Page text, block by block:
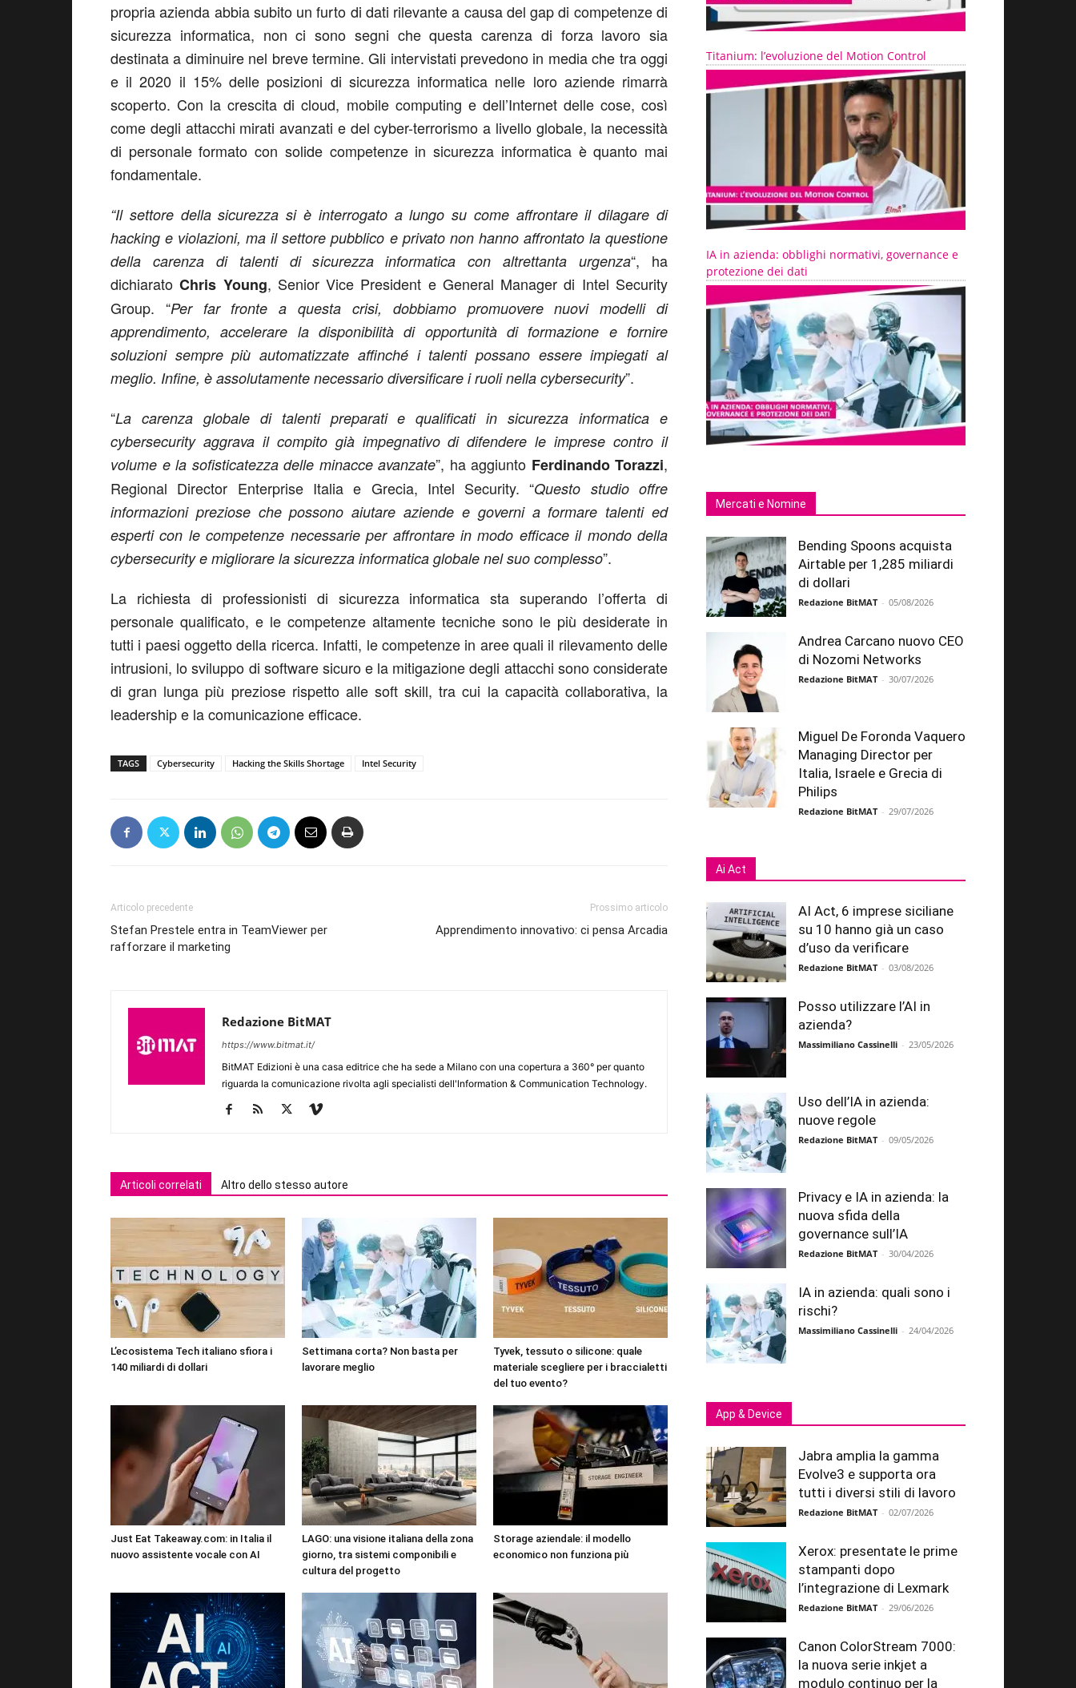
propria azienda abbia subito un furto di dati rilevante a causa del gap di competenze di
sicurezza informatica, non ci sono segni che questa carenza di forza lavoro sia
destinata a diminuire nel breve termine. Gli intervistati prevedono in media che tra oggi
e il 2020 il 15% delle posizioni di sicurezza informatica nelle loro aziende rimarrà
scoperto. Con la crescita di cloud, mobile computing e dell’Internet delle cose, così
come degli attacchi mirati avanzati e del cyber-terrorismo a livello globale, la necessità
di personale formato con solide competenze in sicurezza informatica è quanto mai
fondamentale.
“Il settore della sicurezza si è interrogato a lungo su come affrontare il dilagare di
hacking e violazioni, ma il settore pubblico e privato non hanno affrontato la questione
della carenza di talenti di sicurezza informatica con altrettanta urgenza“, ha
dichiaratoChris Young, Senior Vice President e General Manager di Intel Security
Group. “Per far fronte a questa crisi, dobbiamo promuovere nuovi modelli di
apprendimento, accelerare la disponibilità di opportunità di formazione e fornire
soluzioni sempre più automatizzate affinché i talenti possano essere impiegati al
meglio. Infine, è assolutamente necessario diversificare i ruoli nella cybersecurity”.
“La carenza globale di talenti preparati e qualificati in sicurezza informatica e
cybersecurity aggrava il compito già impegnativo di difendere le imprese contro il
volume e la sofisticatezza delle minacce avanzate”, ha aggiunto Ferdinando Torazzi,
Regional Director Enterprise Italia e Grecia, Intel Security. “Questo studio offre
informazioni preziose che possono aiutare aziende e governi a formare talenti ed
esperti con le competenze necessarie per affrontare in modo efficace il mondo della
cybersecurity e migliorare la sicurezza informatica globale nel suo complesso”.
La richiesta di professionisti di sicurezza informatica sta superando l’offerta di
personale qualificato, e le competenze altamente tecniche sono le più desiderate in
tutti i paesi oggetto della ricerca. Infatti, le competenze in aree quali il rilevamento delle
intrusioni, lo sviluppo di software sicuro e la mitigazione degli attacchi sono considerate
di gran lunga più preziose rispetto alle soft skill, tra cui la capacità collaborativa, la
leadership e la comunicazione efficace.
TAGS Cybersecurity Hacking the Skills Shortage Intel Security
Articolo precedente
Stefan Prestele entra in TeamViewer per
rafforzare il marketing
Prossimo articolo
Apprendimento innovativo: ci pensa Arcadia
Redazione BitMAT
https://www.bitmat.it/
BitMAT Edizioni è una casa editrice che ha sede a Milano con una copertura a 360° per quanto
riguarda la comunicazione rivolta agli specialisti dell'lnformation & Communication Technology.
Articoli correlati Altro dello stesso autore
L’ecosistema Tech italiano sfiora i
140 miliardi di dollari
Settimana corta? Non basta per
lavorare meglio
Tyvek, tessuto o silicone: quale
materiale scegliere per i braccialetti
del tuo evento?
Just Eat Takeaway.com: in Italia il
nuovo assistente vocale con AI
LAGO: una visione italiana della zona
giorno, tra sistemi componibili e
cultura del progetto
Storage aziendale: il modello
economico non funziona più
Titanium: l’evoluzione del Motion Control
IA in azienda: obblighi normativi, governance e
protezione dei dati
Mercati e Nomine
Bending Spoons acquista
Airtable per 1,285 miliardi
di dollari
Redazione BitMAT - 05/08/2026
Andrea Carcano nuovo CEO
di Nozomi Networks
Redazione BitMAT - 30/07/2026
Miguel De Foronda Vaquero
Managing Director per
Italia, Israele e Grecia di
Philips
Redazione BitMAT - 29/07/2026
Ai Act
AI Act, 6 imprese siciliane
su 10 hanno già un caso
d’uso da verificare
Redazione BitMAT - 03/08/2026
Posso utilizzare l’AI in
azienda?
Massimiliano Cassinelli - 23/05/2026
Uso dell’IA in azienda:
nuove regole
Redazione BitMAT - 09/05/2026
Privacy e IA in azienda: la
nuova sfida della
governance sull’IA
Redazione BitMAT - 30/04/2026
IA in azienda: quali sono i
rischi?
Massimiliano Cassinelli - 24/04/2026
App & Device
Jabra amplia la gamma
Evolve3 e supporta ora
tutti i diversi stili di lavoro
Redazione BitMAT - 02/07/2026
Xerox: presentate le prime
stampanti dopo
l’integrazione di Lexmark
Redazione BitMAT - 29/06/2026
Canon ColorStream 7000:
la nuova serie inkjet a
modulo continuo per la